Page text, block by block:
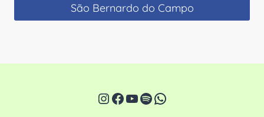
São Bernardo do Campo
Instagram
Facebook
Youtube
Spotify
WhatsApp